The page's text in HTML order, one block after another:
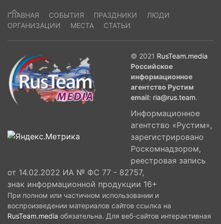
ГЛАВНАЯ СОБЫТИЯ ПРАЗДНИКИ
ЛЮДИ
ОРГАНИЗАЦИИ
МЕСТА СТАТЬИ
© 2021 RusTeam.media
Российское
информационное
агентство Рустим
email: ria@rus.team.
Информационное
агентство «Рустим»,
зарегистрировано
Роскомнадзором,
реестровая запись
от 14.02.2022 ИА № ФС 77 - 82757,
знак информационной продукции 16+
При полном или частичном использовании и
воспроизведении материалов сайтов ссылка на
RusTeam.media обязательна. Для веб-сайтов интерактивная